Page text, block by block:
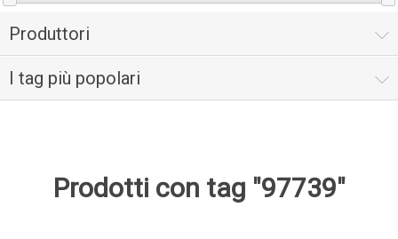
Produttori
I tag più popolari
Prodotti con tag "97739"